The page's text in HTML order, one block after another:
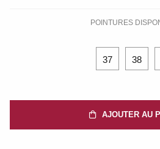
POINTURES
37 38
AJOUTER AU